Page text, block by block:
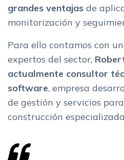
grandes ventajas de
monitorización y
Para ello contamos con
expertos del sector,
actualmente consultor
software, empresa
de gestión y servicios
construcción